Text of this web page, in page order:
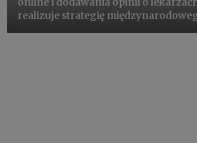
realizuje strategię